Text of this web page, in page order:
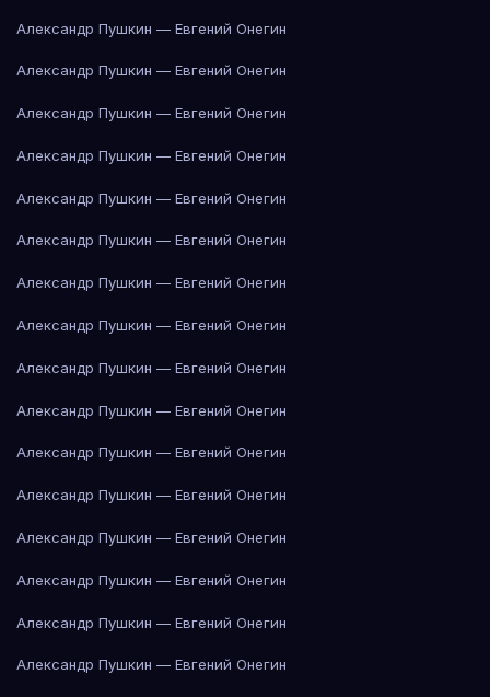
Александр Пушкин — Евгений Онегин
Александр Пушкин — Евгений Онегин
Александр Пушкин — Евгений Онегин
Александр Пушкин — Евгений Онегин
Александр Пушкин — Евгений Онегин
Александр Пушкин — Евгений Онегин
Александр Пушкин — Евгений Онегин
Александр Пушкин — Евгений Онегин
Александр Пушкин — Евгений Онегин
Александр Пушкин — Евгений Онегин
Александр Пушкин — Евгений Онегин
Александр Пушкин — Евгений Онегин
Александр Пушкин — Евгений Онегин
Александр Пушкин — Евгений Онегин
Александр Пушкин — Евгений Онегин
Александр Пушкин — Евгений Онегин